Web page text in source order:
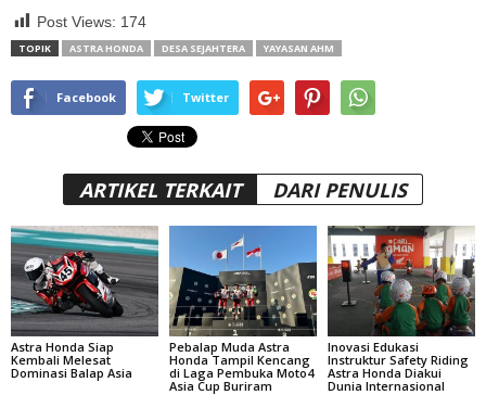
Post Views: 174
TOPIK ASTRA HONDA DESA SEJAHTERA YAYASAN AHM
Facebook Twitter
ARTIKEL TERKAIT DARI PENULIS
Astra Honda Siap
Kembali Melesat
Dominasi Balap Asia
Pebalap Muda Astra
Honda Tampil Kencang
di Laga Pembuka Moto4
Asia Cup Buriram
Inovasi Edukasi
Instruktur Safety Riding
Astra Honda Diakui
Dunia Internasional